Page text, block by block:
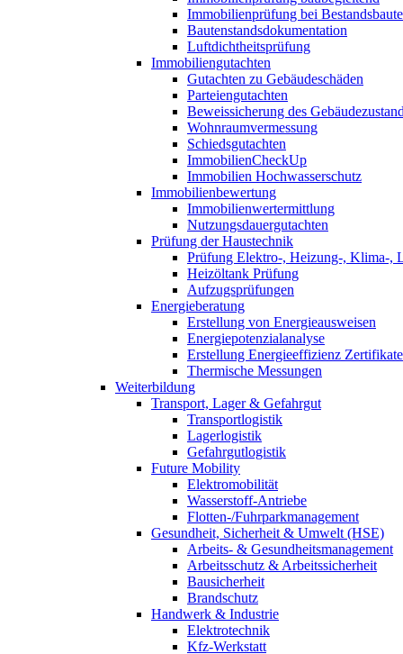
Immobilienprüfung bei
Bautenstandsdokumentation
Luftdichtheitsprüfung
Immobiliengutachten
Gutachten zu Gebäudeschäden
Parteiengutachten
Beweissicherung des
Wohnraumvermessung
Schiedsgutachten
ImmobilienCheckUp
Immobilien Hochwasserschutz
Immobilienbewertung
Immobilienwertermittlung
Nutzungsdauergutachten
Prüfung der Haustechnik
Prüfung Elektro-, Heizung-, Klima-,
Heizöltank Prüfung
Aufzugsprüfungen
Energieberatung
Erstellung von Energieausweisen
Energiepotenzialanalyse
Erstellung Energieeffizienz Zertifikate
Thermische Messungen
Weiterbildung
Transport, Lager & Gefahrgut
Transportlogistik
Lagerlogistik
Gefahrgutlogistik
Future Mobility
Elektromobilität
Wasserstoff-Antriebe
Flotten-/Fuhrparkmanagement
Gesundheit, Sicherheit & Umwelt (HSE)
Arbeits- & Gesundheitsmanagement
Arbeitsschutz & Arbeitssicherheit
Bausicherheit
Brandschutz
Handwerk & Industrie
Elektrotechnik
Kfz-Werkstatt